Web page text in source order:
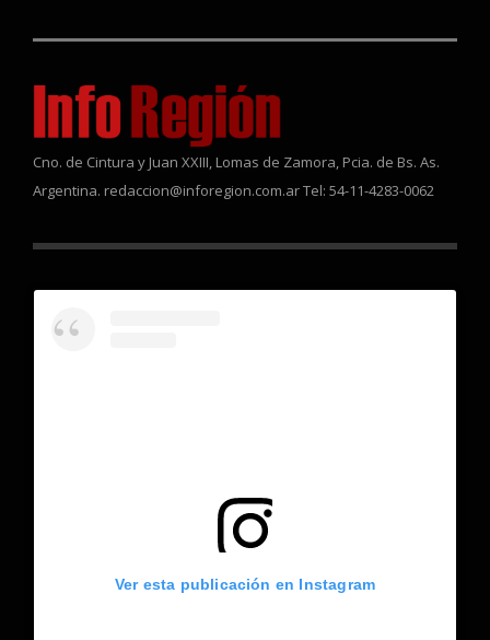
Cno. de Cintura y Juan XXIII, Lomas de Zamora, Pcia. de Bs. As.
Argentina. redaccion@inforegion.com.ar Tel: 54-11-4283-0062
Ver esta publicación en Instagram